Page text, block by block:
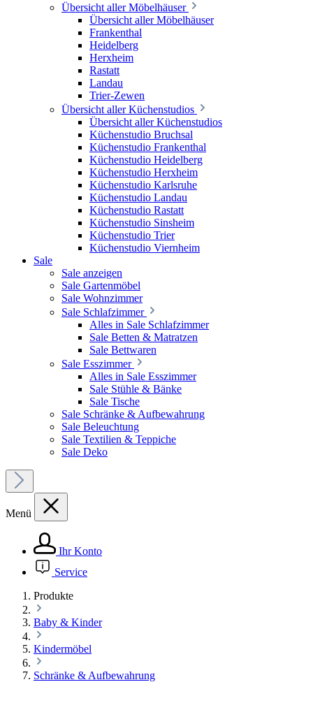
Übersicht aller Möbelhäuser
Übersicht aller Möbelhäuser
Frankenthal
Heidelberg
Herxheim
Rastatt
Landau
Trier-Zewen
Übersicht aller Küchenstudios
Übersicht aller Küchenstudios
Küchenstudio Bruchsal
Küchenstudio Frankenthal
Küchenstudio Heidelberg
Küchenstudio Herxheim
Küchenstudio Karlsruhe
Küchenstudio Landau
Küchenstudio Rastatt
Küchenstudio Sinsheim
Küchenstudio Trier
Küchenstudio Viernheim
Sale
Sale anzeigen
Sale Gartenmöbel
Sale Wohnzimmer
Sale Schlafzimmer
Alles in Sale Schlafzimmer
Sale Betten & Matratzen
Sale Bettwaren
Sale Esszimmer
Alles in Sale Esszimmer
Sale Stühle & Bänke
Sale Tische
Sale Schränke & Aufbewahrung
Sale Beleuchtung
Sale Textilien & Teppiche
Sale Deko
Menü
Ihr Konto
Service
Produkte
Baby & Kinder
Kindermöbel
Schränke & Aufbewahrung